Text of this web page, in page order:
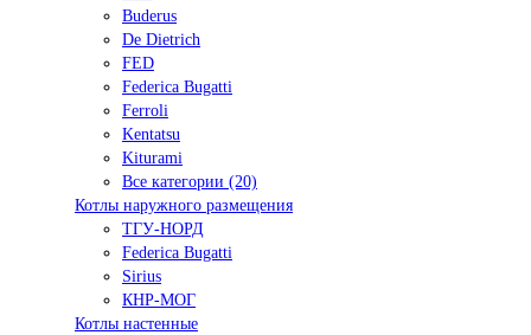
Buderus
De Dietrich
FED
Federica Bugatti
Ferroli
Kentatsu
Kiturami
Все категории (20)
Котлы наружного размещения
ТГУ-НОРД
Federica Bugatti
Sirius
КНР-МОГ
Котлы настенные